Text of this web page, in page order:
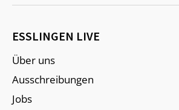
ESSLINGEN LIVE
Über uns
Ausschreibungen
Jobs